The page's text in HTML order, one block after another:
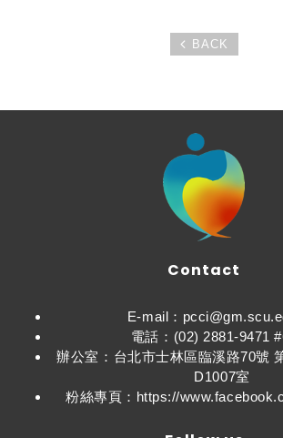
BACK
Contact
E-mail：
電話：(02) 2881-9471
辦公室：台北市士林區臨溪路70號
D1007室
粉絲專頁：https://